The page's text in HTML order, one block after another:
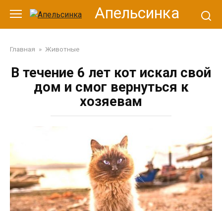
контенту
Апельсинка
Главная » Животные
В течение 6 лет кот искал свой
дом и смог вернуться к
хозяевам